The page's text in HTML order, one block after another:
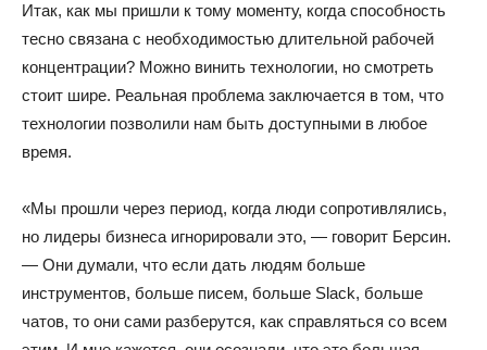
Итак, как мы пришли к тому моменту, когда способность
тесно связана с необходимостью длительной рабочей
концентрации? Можно винить технологии, но смотреть
стоит шире. Реальная проблема заключается в том, что
технологии позволили нам быть доступными в любое
время.
«Мы прошли через период, когда люди сопротивлялись,
но лидеры бизнеса игнорировали это, — говорит Берсин.
— Они думали, что если дать людям больше
инструментов, больше писем, больше Slack, больше
чатов, то они сами разберутся, как справляться со всем